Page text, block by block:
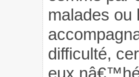
malades ou
difficulté,
eux